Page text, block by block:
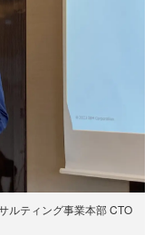
ルティング事業本部 CTO